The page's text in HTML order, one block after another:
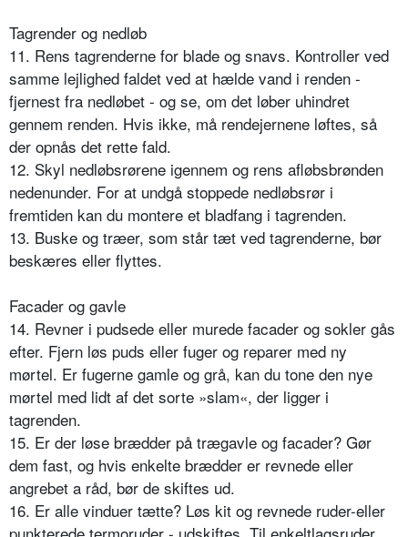
Tagrender og nedløb
11. Rens tagrenderne for blade og snavs. Kontroller ved
samme lejlighed faldet ved at hælde vand i renden -
fjernest fra nedløbet - og se, om det løber uhindret
gennem renden. Hvis ikke, må rendejernene løftes, så
der opnås det rette fald.
12. Skyl nedløbsrørene igennem og rens afløbsbrønden
nedenunder. For at undgå stoppede nedløbsrør i
fremtiden kan du montere et bladfang i tagrenden.
13. Buske og træer, som står tæt ved tagrenderne, bør
beskæres eller flyttes.
Facader og gavle
14. Revner i pudsede eller murede facader og sokler gås
efter. Fjern løs puds eller fuger og reparer med ny
mørtel. Er fugerne gamle og grå, kan du tone den nye
mørtel med lidt af det sorte »slam«, der ligger i
tagrenden.
15. Er der løse brædder på trægavle og facader? Gør
dem fast, og hvis enkelte brædder er revnede eller
angrebet a råd, bør de skiftes ud.
16. Er alle vinduer tætte? Løs kit og revnede ruder-eller